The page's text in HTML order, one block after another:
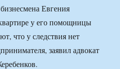
Евгения
у его помощницы
что у следствия нет
заявил адвокат